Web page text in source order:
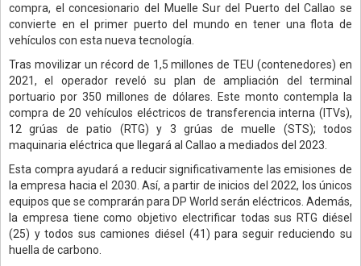
compra, el concesionario del Muelle Sur del Puerto del Callao se
convierte en el primer puerto del mundo en tener una flota de
vehículos con esta nueva tecnología.
Tras movilizar un récord de 1,5 millones de TEU (contenedores) en
2021, el operador reveló su plan de ampliación del terminal
portuario por 350 millones de dólares. Este monto contempla la
compra de 20 vehículos eléctricos de transferencia interna (ITVs),
12 grúas de patio (RTG) y 3 grúas de muelle (STS); todos
maquinaria eléctrica que llegará al Callao a mediados del 2023.
Esta compra ayudará a reducir significativamente las emisiones de
la empresa hacia el 2030. Así, a partir de inicios del 2022, los únicos
equipos que se comprarán para DP World serán eléctricos. Además,
la empresa tiene como objetivo electrificar todas sus RTG diésel
(25) y todos sus camiones diésel (41) para seguir reduciendo su
huella de carbono.